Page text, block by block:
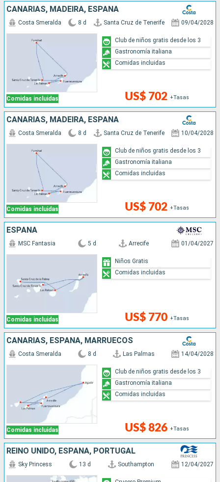
CANARIAS, MADEIRA, ESPAÑA
Comidas incluidas
Costa Smeralda 8 d Santa Cruz de Tenerife 09/04/2028
US$ 702 +Tasas
Club de niños gratis desde los 3
Gastronomía italiana
Comidas incluidas
CANARIAS, MADEIRA, ESPAÑA
Comidas incluidas
Costa Smeralda 8 d Santa Cruz de Tenerife 10/04/2028
US$ 702 +Tasas
Club de niños gratis desde los 3
Gastronomía italiana
Comidas incluidas
ESPAÑA
Comidas incluidas
MSC Fantasia 5 d Arrecife 01/04/2027
US$ 770 +Tasas
Niños Gratis
Comidas incluidas
CANARIAS, ESPAÑA, MARRUECOS
Comidas incluidas
Costa Smeralda 8 d Las Palmas 14/04/2028
US$ 826 +Tasas
Club de niños gratis desde los 3
Gastronomía italiana
Comidas incluidas
REINO UNIDO, ESPAÑA, PORTUGAL
Sky Princess 13 d Southampton 12/04/2027